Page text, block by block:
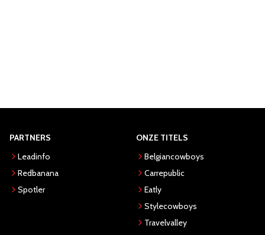
PARTNERS
Leadinfo
Redbanana
Spotler
ONZE TITELS
Belgiancowboys
Carrepublic
Eatly
Stylecowboys
Travelvalley